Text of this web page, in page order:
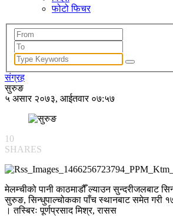
फोटो फिचर
संग्रह
सुरुङ
५ असार २०७३, आईतवार ०७:५७
10
SHARES
मेलम्चीको पानी काठमाडौँ ल्याउन सुन्दरीजलबाट
सुरुङ, सिन्धुपाल्चोकका पाँच स्थानबाट समेत गरी
। तस्बिरः पूर्णप्रसाद मिश्र, रासस